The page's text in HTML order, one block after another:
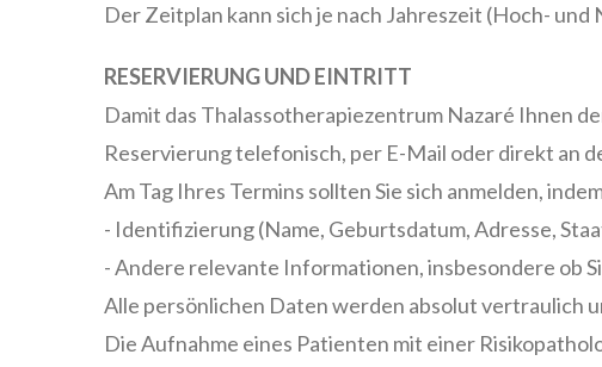
Der Zeitplan kann sich je nach Jahreszeit (Hoch-
RESERVIERUNG UND EINTRITT
Damit das Thalassotherapiezentrum Nazaré Ihnen
Reservierung telefonisch, per E-Mail oder direkt an
Am Tag Ihres Termins sollten Sie sich anmelden,
- Identifizierung (Name, Geburtsdatum, Adresse,
- Andere relevante Informationen, insbesondere ob
Alle persönlichen Daten werden absolut vertraulich
Die Aufnahme eines Patienten mit einer